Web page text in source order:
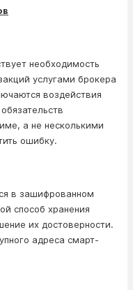
необходимость
услугами брокера
воздействия
а не несколькими
ошибку.
в зашифрованном
способ хранения
их достоверности.
адреса смарт-